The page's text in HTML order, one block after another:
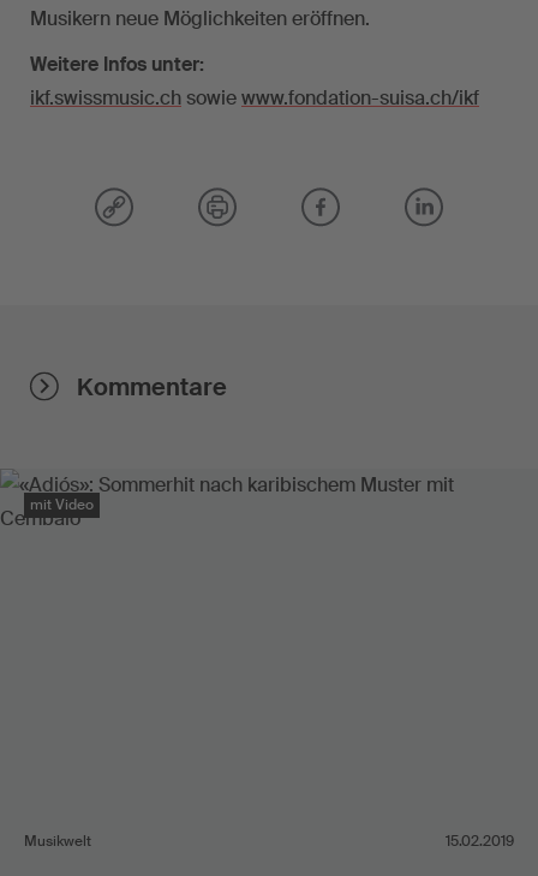
Musikern neue Möglichkeiten eröffnen.
Weitere Infos unter:
ikf.swissmusic.ch sowiewww.fondation-suisa.ch/ikf
Kommentare
mit Video
Musikwelt 15.02.2019